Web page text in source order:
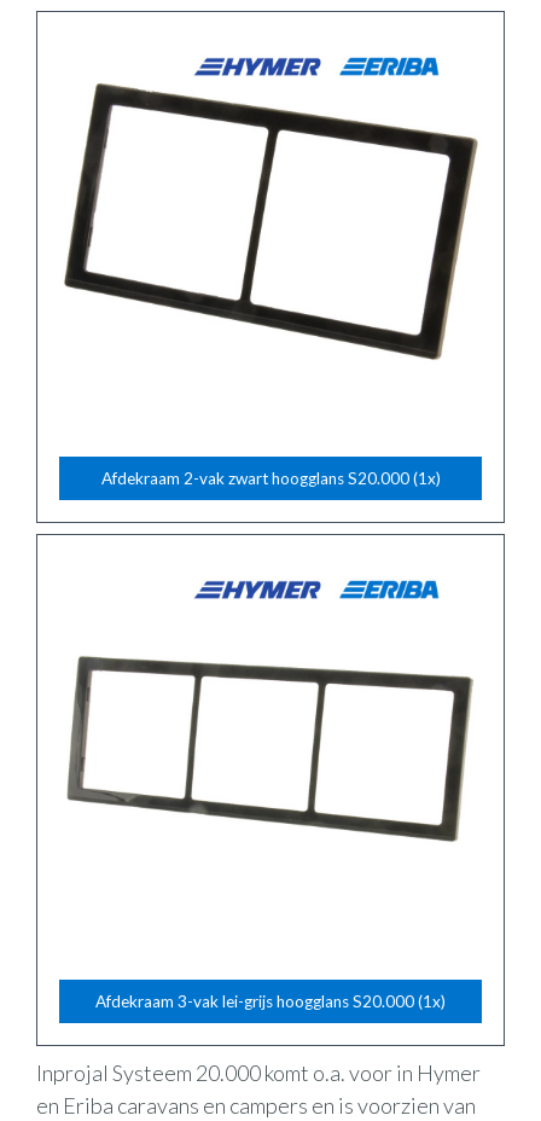
Afdekraam 2-vak zwart hoogglans S20.000 (1x)
Afdekraam 3-vak lei-grijs hoogglans S20.000 (1x)
Inprojal Systeem 20.000 komt o.a. voor in Hymer
en Eriba caravans en campers en is voorzien van